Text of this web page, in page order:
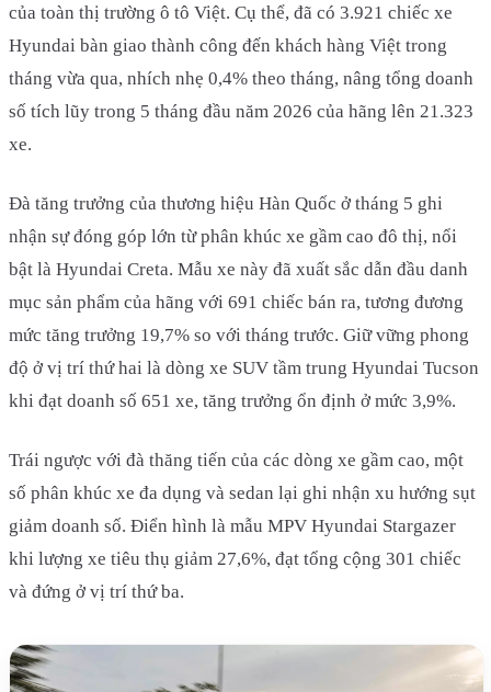
của toàn thị trường ô tô Việt. Cụ thể, đã có 3.921 chiếc xe
Hyundai bàn giao thành công đến khách hàng Việt trong
tháng vừa qua, nhích nhẹ 0,4% theo tháng, nâng tổng doanh
số tích lũy trong 5 tháng đầu năm 2026 của hãng lên 21.323
xe.
Đà tăng trưởng của thương hiệu Hàn Quốc ở tháng 5 ghi
nhận sự đóng góp lớn từ phân khúc xe gầm cao đô thị, nổi
bật là Hyundai Creta. Mẫu xe này đã xuất sắc dẫn đầu danh
mục sản phẩm của hãng với 691 chiếc bán ra, tương đương
mức tăng trưởng 19,7% so với tháng trước. Giữ vững phong
độ ở vị trí thứ hai là dòng xe SUV tầm trung Hyundai Tucson
khi đạt doanh số 651 xe, tăng trưởng ổn định ở mức 3,9%.
Trái ngược với đà thăng tiến của các dòng xe gầm cao, một
số phân khúc xe đa dụng và sedan lại ghi nhận xu hướng sụt
giảm doanh số. Điển hình là mẫu MPV Hyundai Stargazer
khi lượng xe tiêu thụ giảm 27,6%, đạt tổng cộng 301 chiếc
và đứng ở vị trí thứ ba.